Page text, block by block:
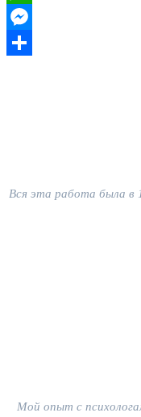
WhatsApp
Messenger
Вся эта работа была в
Мой опыт с